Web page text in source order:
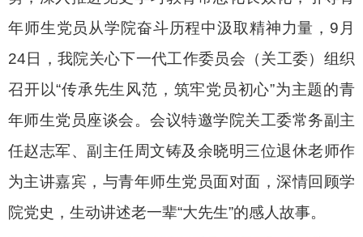
年师生党员从学院奋斗历程中汲取精神力量， 9 月
24 日，我院关心下一代工作委员会（关工委）组织
召开以“传承先生风范，筑牢党员初心”为主题的青
年师生党员座谈会。会议特邀学院关工委常务副主
任赵志军、副主任周文铸及余晓明三位退休老师作
为主讲嘉宾，与青年师生党员面对面，深情回顾学
院党史，生动讲述老一辈“大先生”的感人故事。